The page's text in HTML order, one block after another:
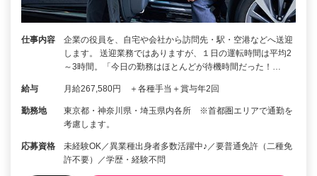
仕事内容
企業の役員を、自宅や会社から訪問先・駅・空港などへ送迎
します。 送迎業務ではありますが、１日の運転時間は平均2
～3時間。「今日の勤務はほとんどが待機時間だった！…
給与 月給267,580円 ＋各種手当＋賞与年2回
勤務地
東京都・神奈川県・埼玉県内各所 ※首都圏エリアで通勤を
考慮します。
応募資格
未経験OK／異業種出身者多数活躍中♪／要普通免許（二種免
許不要）／学歴・経験不問